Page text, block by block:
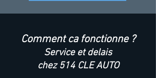
Comment ca fonctionne ?
Service et delais
chez 514 CLE AUTO